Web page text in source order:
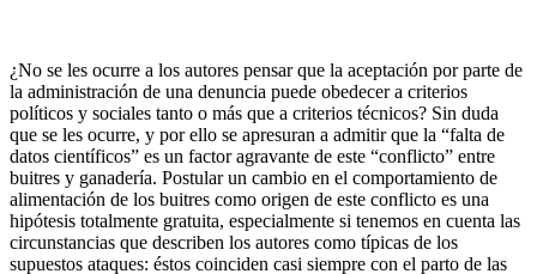
¿No se les ocurre a los autores pensar que la aceptación por parte de
la administración de una denuncia puede obedecer a criterios
políticos y sociales tanto o más que a criterios técnicos? Sin duda
que se les ocurre, y por ello se apresuran a admitir que la “falta de
datos científicos” es un factor agravante de este “conflicto” entre
buitres y ganadería. Postular un cambio en el comportamiento de
alimentación de los buitres como origen de este conflicto es una
hipótesis totalmente gratuita, especialmente si tenemos en cuenta las
circunstancias que describen los autores como típicas de los
supuestos ataques: éstos coinciden casi siempre con el parto de las